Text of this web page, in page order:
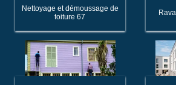
Nettoyage et démoussage de
toiture 67